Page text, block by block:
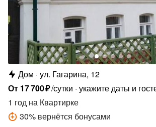
Дом ул. Гагарина, 12
От 17700₽/сутки укажите даты и
1 год на Квартирке
30% вернётся бонусами